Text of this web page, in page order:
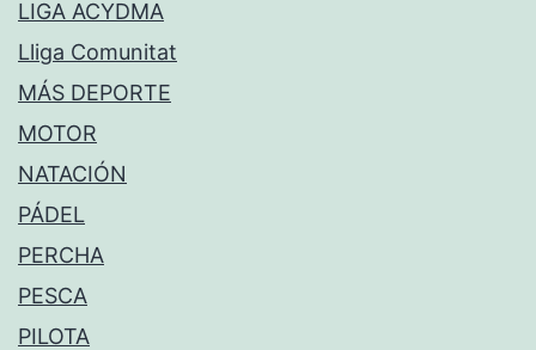
LIGA ACYDMA
Lliga Comunitat
MÁS DEPORTE
MOTOR
NATACIÓN
PÁDEL
PERCHA
PESCA
PILOTA